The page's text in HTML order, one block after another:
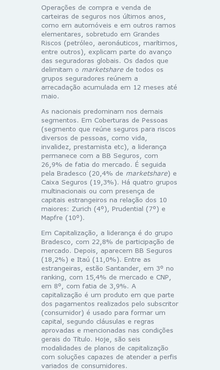
Operações de compra e venda de
carteiras de seguros nos últimos anos,
como em automóveis e em outros ramos
elementares, sobretudo em Grandes
Riscos (petróleo, aeronáuticos, marítimos,
entre outros), explicam parte do avanço
das seguradoras globais. Os dados que
delimitam o marketsharede todos os
grupos seguradores reúnem a
arrecadação acumulada em 12 meses até
maio.
As nacionais predominam nos demais
segmentos. Em Coberturas de Pessoas
(segmento que reúne seguros para riscos
diversos de pessoas, como vida,
invalidez, prestamista etc), a liderança
permanece com a BB Seguros, com
26,9% de fatia do mercado. É seguida
pela Bradesco (20,4% de marketshare) e
Caixa Seguros (19,3%). Há quatro grupos
multinacionais ou com presença de
capitais estrangeiros na relação dos 10
maiores: Zurich (4º), Prudential (7º) e
Mapfre (10º).
Em Capitalização, a liderança é do grupo
Bradesco, com 22,8% de participação de
mercado. Depois, aparecem BB Seguros
(18,2%) e Itaú (11,0%). Entre as
estrangeiras, estão Santander, em 3º no
ranking, com 15,4% de mercado e CNP,
em 8º, com fatia de 3,9%. A
capitalização é um produto em que parte
dos pagamentos realizados pelo subscritor
(consumidor) é usado para formar um
capital, segundo cláusulas e regras
aprovadas e mencionadas nas condições
gerais do Título. Hoje, são seis
modalidades de planos de capitalização
com soluções capazes de atender a perfis
variados de consumidores.